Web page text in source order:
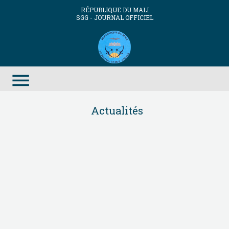
RÉPUBLIQUE DU MALI
SGG - JOURNAL OFFICIEL
menu
Actualités